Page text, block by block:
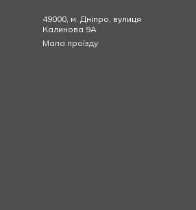
49000, м. Дніпро, вулиця
Калинова 9А
Мапа проїзду